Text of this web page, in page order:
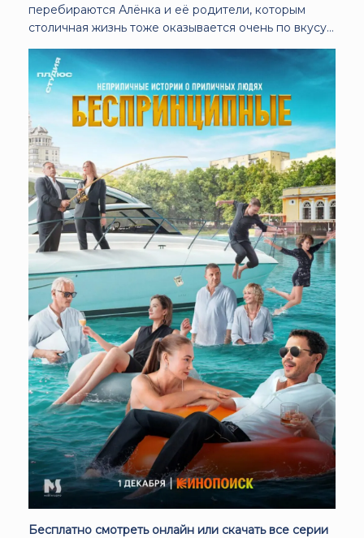
перебираются Алёнка и её родители, которым
столичная жизнь тоже оказывается очень по вкусу…
Бесплатно смотреть онлайн или скачать все серии